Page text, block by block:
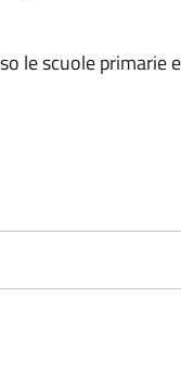
le scuole primarie